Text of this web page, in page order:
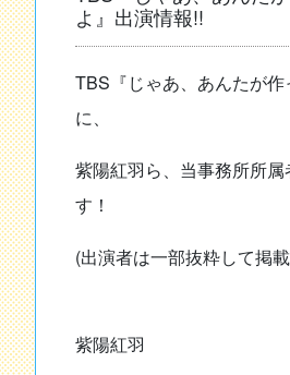
よ』出演情報!!
TBS『じゃあ、あんたが作
に、
紫陽紅羽ら、当事務所所属
す！
(出演者は一部抜粋して掲
紫陽紅羽